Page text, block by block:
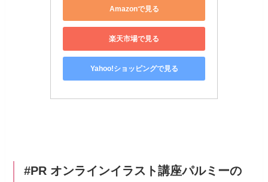
Amazonで見る
楽天市場で見る
Yahoo!ショッピングで見る
#PR オンラインイラスト講座パルミーの